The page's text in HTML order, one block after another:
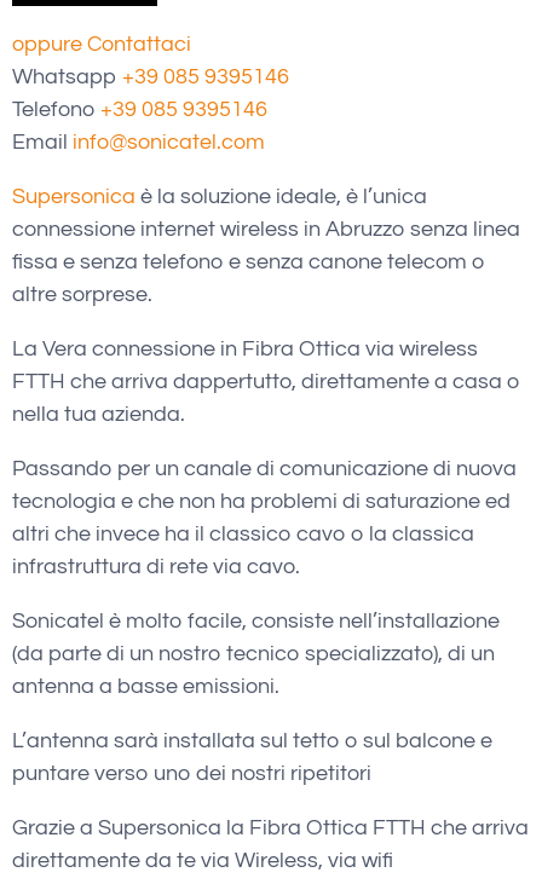
oppure Contattaci
Whatsapp +39 085 9395146
Telefono +39 085 9395146
Email info@sonicatel.com
Supersonica è la soluzione ideale, è l’unica
connessione internet wireless in Abruzzo senza linea
fissa e senza telefono e senza canone telecom o
altre sorprese.
La Vera connessione in Fibra Ottica via wireless
FTTH che arriva dappertutto, direttamente a casa o
nella tua azienda.
Passando per un canale di comunicazione di nuova
tecnologia e che non ha problemi di saturazione ed
altri che invece ha il classico cavo o la classica
infrastruttura di rete via cavo.
Sonicatel è molto facile, consiste nell’installazione
(da parte di un nostro tecnico specializzato), di un
antenna a basse emissioni.
L’antenna sarà installata sul tetto o sul balcone e
puntare verso uno dei nostri ripetitori
Grazie a Supersonica la Fibra Ottica FTTH che arriva
direttamente da te via Wireless, via wifi